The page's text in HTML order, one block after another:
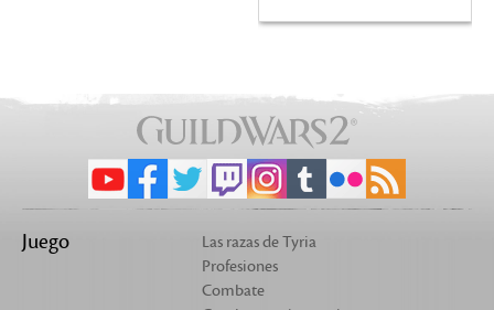
Juego
Las razas de Tyria
Profesiones
Combate